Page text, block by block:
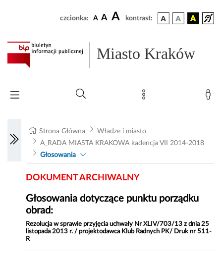
czcionka: A A A kontrast:
Miasto Kraków
Strona Główna
Władze i miasto
A_RADA MIASTA KRAKOWA kadencja VII 2014-2018
Głosowania
DOKUMENT ARCHIWALNY
Głosowania dotyczące punktu porządku
obrad:
Rezolucja w sprawie przyjęcia uchwały Nr XLIV/703/13 z dnia 25
listopada 2013 r. / projektodawca Klub Radnych PK/ Druk nr 511-
R